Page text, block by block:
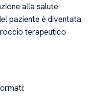
alla salute
paziente è diventata
terapeutico